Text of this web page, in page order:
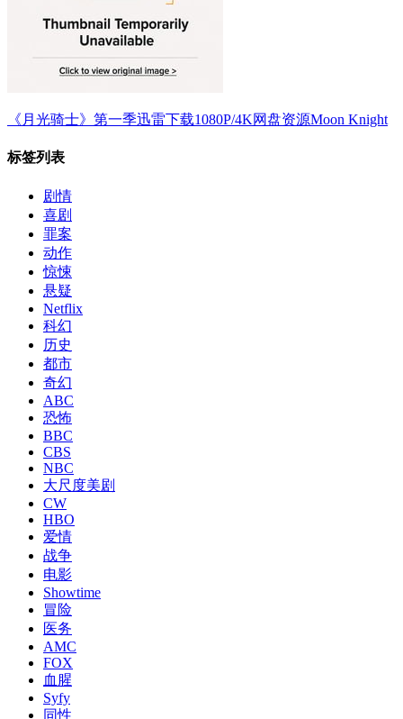
《月光骑士》第一季迅雷下载1080P/4K网盘资源Moon Knight
标签列表
剧情
喜剧
罪案
动作
惊悚
悬疑
Netflix
科幻
历史
都市
奇幻
ABC
恐怖
BBC
CBS
NBC
大尺度美剧
CW
HBO
爱情
战争
电影
Showtime
冒险
医务
AMC
FOX
血腥
Syfy
同性